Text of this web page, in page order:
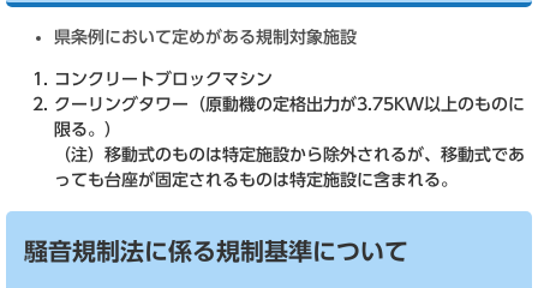
県条例において定めがある規制対象施設
コンクリートブロックマシン
クーリングタワー（原動機の定格出力が3.75KW以上のものに
限る。）
（注）移動式のものは特定施設から除外されるが、移動式であ
っても台座が固定されるものは特定施設に含まれる。
騒音規制法に係る規制基準について